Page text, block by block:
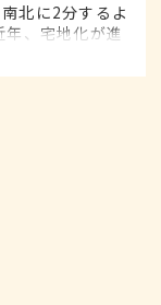
北に2分するよ
、宅地化が進
世帯が暮ら
い地域だ。